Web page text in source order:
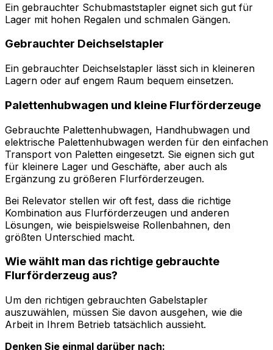
Ein gebrauchter Schubmaststapler eignet sich gut für
Lager mit hohen Regalen und schmalen Gängen.
Gebrauchter Deichselstapler
Ein gebrauchter Deichselstapler lässt sich in kleineren
Lagern oder auf engem Raum bequem einsetzen.
Palettenhubwagen und kleine Flurförderzeuge
Gebrauchte Palettenhubwagen, Handhubwagen und
elektrische Palettenhubwagen werden für den einfachen
Transport von Paletten eingesetzt. Sie eignen sich gut
für kleinere Lager und Geschäfte, aber auch als
Ergänzung zu größeren Flurförderzeugen.
Bei Relevator stellen wir oft fest, dass die richtige
Kombination aus Flurförderzeugen und anderen
Lösungen, wie beispielsweise Rollenbahnen, den
größten Unterschied macht.
Wie wählt man das richtige gebrauchte
Flurförderzeug aus?
Um den richtigen gebrauchten Gabelstapler
auszuwählen, müssen Sie davon ausgehen, wie die
Arbeit in Ihrem Betrieb tatsächlich aussieht.
Denken Sie einmal darüber nach: